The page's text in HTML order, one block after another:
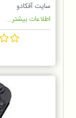
سایت آفکادو
اطلاعات بیشتر...